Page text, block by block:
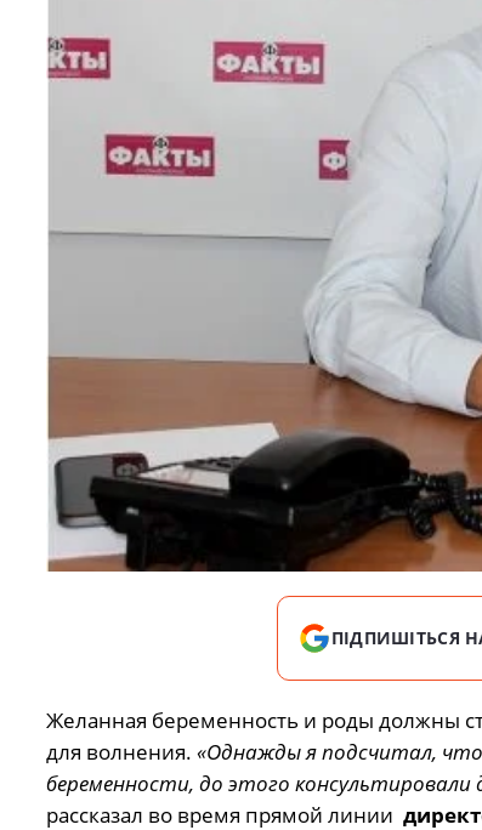
ПІДПИШІТЬСЯ
Желанная беременность и роды должны
для волнения. «Однажды я подсчитал,
беременности, до этого консультировали
рассказал во время прямой линии